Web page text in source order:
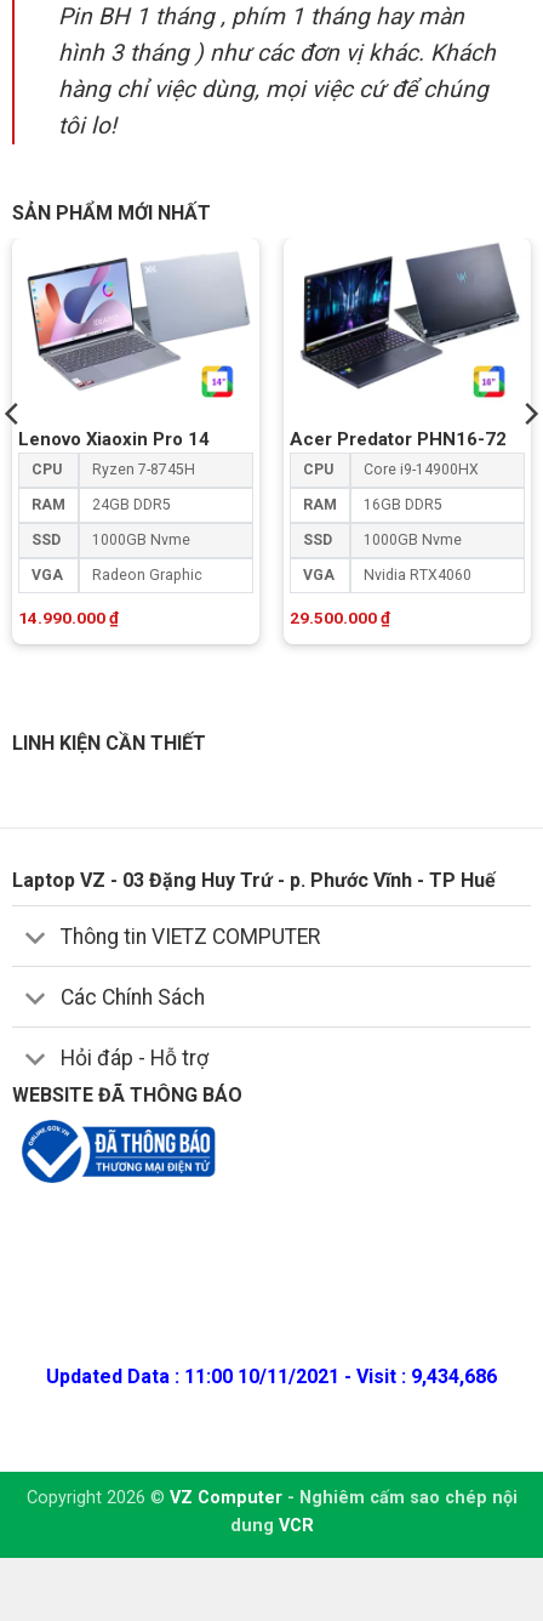
Pin BH 1 tháng , phím 1 tháng hay màn
hình 3 tháng ) như các đơn vị khác. Khách
hàng chỉ việc dùng, mọi việc cứ để chúng
tôi lo!
SẢN PHẨM MỚI NHẤT
Lenovo Xiaoxin Pro 14
CPU Ryzen 7-8745H
RAM 24GB DDR5
SSD 1000GB Nvme
VGA Radeon Graphic
14.990.000₫
Acer Predator PHN16-72
CPU Core i9-14900HX
RAM 16GB DDR5
SSD 1000GB Nvme
VGA Nvidia RTX4060
29.500.000₫
LINH KIỆN CẦN THIẾT
Laptop VZ - 03 Đặng Huy Trứ - p. Phước Vĩnh - TP Huế
Thông tin VIETZ COMPUTER
Các Chính Sách
Hỏi đáp - Hỗ trợ
WEBSITE ĐÃ THÔNG BÁO
Updated Data : 11:00 10/11/2021 - Visit : 9,434,686
Copyright 2026 © VZ Computer- Nghiêm cấm sao chép nội
dung VCR